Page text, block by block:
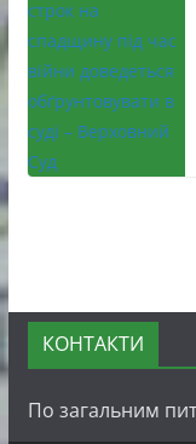
КОНТАКТИ
По загальним